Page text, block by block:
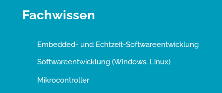
Fachwissen
Embedded- und Echtzeit-Softwareentwicklung
Softwareentwicklung (Windows, Linux)
Mikrocontroller